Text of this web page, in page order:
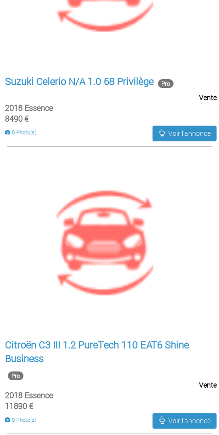
Suzuki Celerio N/A 1.0 68 Privilège Pro
Vente
2018 Essence
8490 €
Voir l'annonce
0 Photo(s)
Citroën C3 III 1.2 PureTech 110 EAT6 Shine
Business
Pro
Vente
2018 Essence
11890 €
Voir l'annonce
0 Photo(s)